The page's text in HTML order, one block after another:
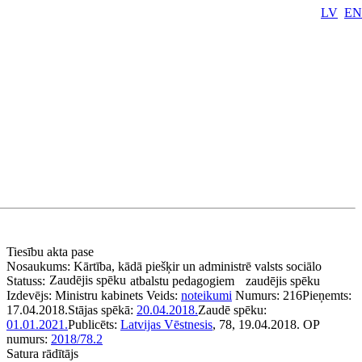
LV EN
Tiesību akta pase
Nosaukums: Kārtība, kādā piešķir un administrē valsts sociālo
atbalstu pedagogiem
Statuss: Zaudējis spēku
zaudējis spēku
Izdevējs: Ministru kabinets Veids: noteikumi Numurs: 216Pieņemts:
17.04.2018.Stājas spēkā: 20.04.2018.Zaudē spēku:
01.01.2021.Publicēts: Latvijas Vēstnesis, 78, 19.04.2018. OP
numurs: 2018/78.2
Satura rādītājs